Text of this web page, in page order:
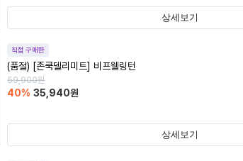
상세보기
직접 구매한
(품절) [존쿡델리미트] 비프웰링턴
59,900원
40% 35,940원
상세보기